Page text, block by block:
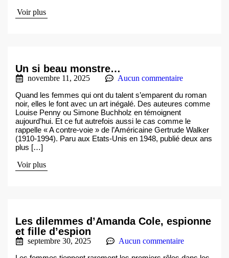
Voir plus
Un si beau monstre…
novembre 11, 2025
Aucun commentaire
Quand les femmes qui ont du talent s’emparent du roman
noir, elles le font avec un art inégalé. Des auteures comme
Louise Penny ou Simone Buchholz en témoignent
aujourd’hui. Et ce fut autrefois aussi le cas comme le
rappelle « A contre-voie » de l’Américaine Gertrude Walker
(1910-1994). Paru aux Etats-Unis en 1948, publié deux ans
plus […]
Voir plus
Les dilemmes d’Amanda Cole, espionne
et fille d’espion
septembre 30, 2025
Aucun commentaire